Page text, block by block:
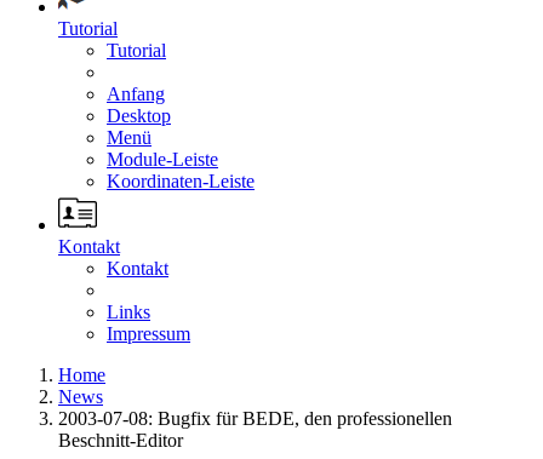
Tutorial
Tutorial
Anfang
Desktop
Menü
Module-Leiste
Koordinaten-Leiste
Kontakt
Kontakt
Links
Impressum
Home
News
2003-07-08: Bugfix für BEDE, den professionellen
Beschnitt-Editor